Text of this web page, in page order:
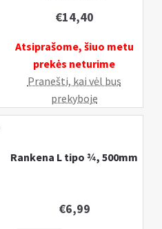
€14,40
Atsiprašome, šiuo metu
prekės neturime
Pranešti, kai vėl bus
prekyboje
Rankena L tipo ¾, 500mm
€6,99